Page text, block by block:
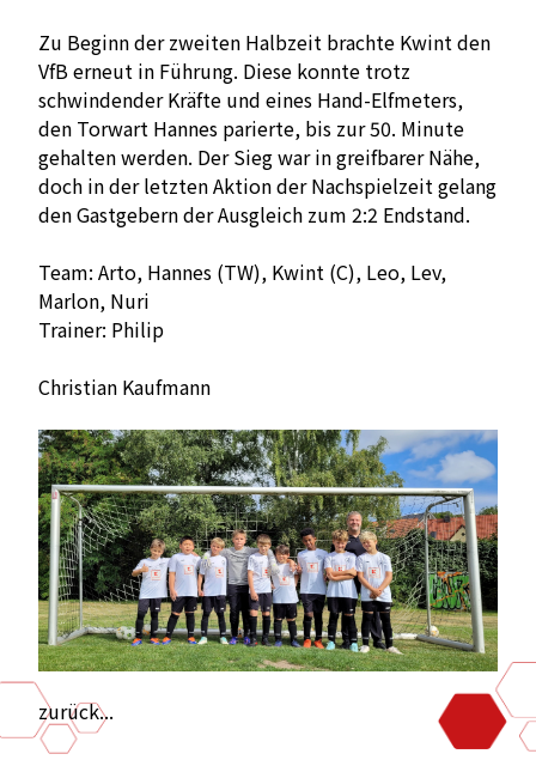
Zu Beginn der zweiten Halbzeit brachte Kwint den
VfB erneut in Führung. Diese konnte trotz
schwindender Kräfte und eines Hand-Elfmeters,
den Torwart Hannes parierte, bis zur 50. Minute
gehalten werden. Der Sieg war in greifbarer Nähe,
doch in der letzten Aktion der Nachspielzeit gelang
den Gastgebern der Ausgleich zum 2:2 Endstand.
Team: Arto, Hannes (TW), Kwint (C), Leo, Lev,
Marlon, Nuri
Trainer: Philip
Christian Kaufmann
zurück...